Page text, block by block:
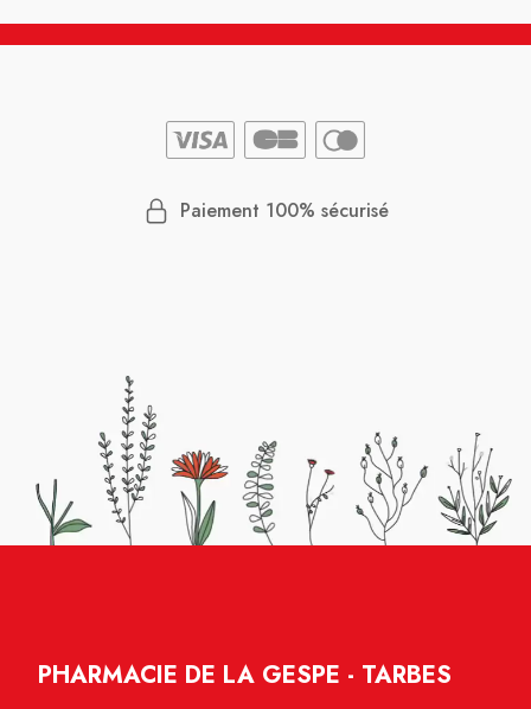
Paiement 100% sécurisé
PHARMACIE DE LA GESPE - TARBES